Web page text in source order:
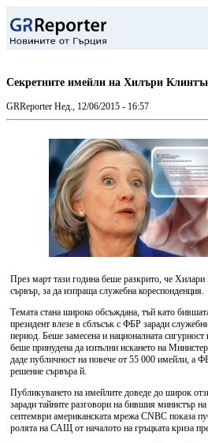
Секретните имейли на Хилъри
GRReporter Нед., 12/06/2015 - 16:57
През март тази година беше разкрито, че
сървър, за да изпраща служебна кореспонденция.
Темата стана широко обсъждана, тъй като
президент влезе в сблъсък с ФБР заради
период. Беше замесена и националната
беше принудена да изпълни искането на
даде публичност на повече от 55 000 имейли, а
решение сървъра й.
Публикуването на имейлите доведе до широк
заради тайните разговори на бившия министър
септември американската мрежа CNBC показа
ролята на САЩ от началото на гръцката криза